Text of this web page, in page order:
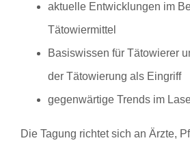
aktuelle Entwicklungen im
Tätowiermittel
Basiswissen für Tätowierer
der Tätowierung als Eingriff
gegenwärtige Trends im
Die Tagung richtet sich an Ärzte,